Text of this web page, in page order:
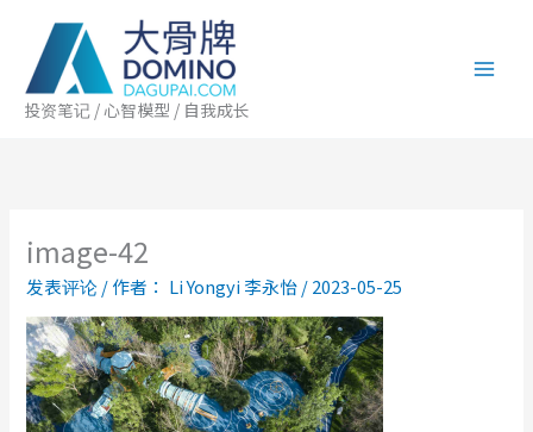
投资笔记 / 心智模型 / 自我成长
image-42
发表评论/ 作者： Li Yongyi 李永怡/2023-05-25